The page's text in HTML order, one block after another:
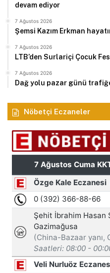
devam ediyor
7 Ağustos 2026
Şemsi Kazım Erkman
7 Ağustos 2026
LTB’den Surlariçi Çocuk
7 Ağustos 2026
Dağ yolu pazar günü
Nöbetçi Eczaneler